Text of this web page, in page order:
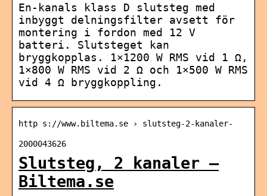
En-kanals klass D slutsteg med
inbyggt delningsfilter avsett för
montering i fordon med 12 V
batteri. Slutsteget kan
bryggkopplas. 1×1200 W RMS vid 1 Ω,
1×800 W RMS vid 2 Ω och 1×500 W RMS
vid 4 Ω bryggkoppling.
http s://www.biltema.se › slutsteg-2-kanaler-
2000043626
Slutsteg, 2 kanaler –
Biltema.se